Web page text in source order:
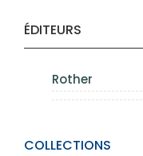
ÉDITEURS
Rother
COLLECTIONS